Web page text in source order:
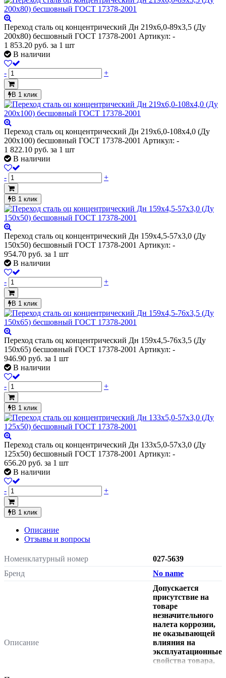
Переход сталь оц концентрический Дн 219х6,0-89х3,5 (Ду
200х80) бесшовный ГОСТ 17378-2001 Артикул: -
1 853.20 руб. за 1 шт
В наличии
- +
В 1 клик
Переход сталь оц концентрический Дн 219х6,0-108х4,0 (Ду
200х100) бесшовный ГОСТ 17378-2001 Артикул: -
1 822.10 руб. за 1 шт
В наличии
- +
В 1 клик
Переход сталь оц концентрический Дн 159х4,5-57х3,0 (Ду
150х50) бесшовный ГОСТ 17378-2001 Артикул: -
954.70 руб. за 1 шт
В наличии
- +
В 1 клик
Переход сталь оц концентрический Дн 159х4,5-76х3,5 (Ду
150х65) бесшовный ГОСТ 17378-2001 Артикул: -
946.90 руб. за 1 шт
В наличии
- +
В 1 клик
Переход сталь оц концентрический Дн 133х5,0-57х3,0 (Ду
125х50) бесшовный ГОСТ 17378-2001 Артикул: -
656.20 руб. за 1 шт
В наличии
- +
В 1 клик
Описание
Отзывы и вопросы
Номенклатурный номер
027-5639
Бренд
No name
Описание
Допускается
присутствие на
товаре
незначительного
налета коррозии,
не оказывающей
влияния на
эксплуатационные
свойства товара,